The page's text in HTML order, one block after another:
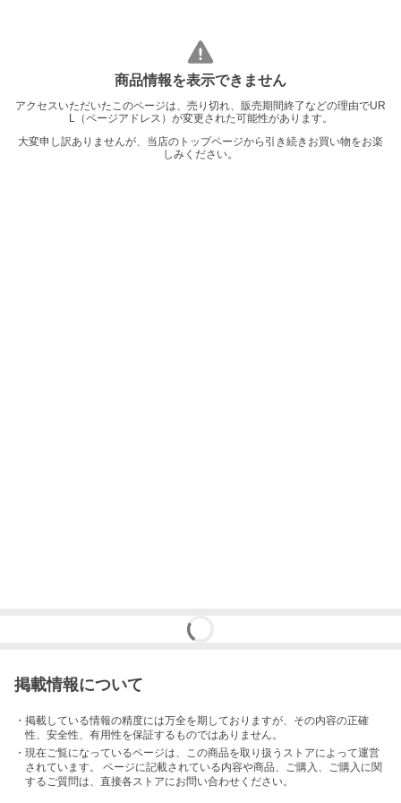
商品情報を表示できません
アクセスいただいたこのページは、売り切れ、販売期間終了などの理由でUR
L（ページアドレス）が変更された可能性があります。
大変申し訳ありませんが、当店のトップページから引き続きお買い物をお楽
しみください。
掲載情報について
・掲載している情報の精度には万全を期しておりますが、その内容の正確
性、安全性、有用性を保証するものではありません。
・現在ご覧になっているページは、この商品を取り扱うストアによって運営
されています。 ページに記載されている内容や商品、ご購入 、ご購入に関
するご質問は、直接各ストアにお問い合わせください。